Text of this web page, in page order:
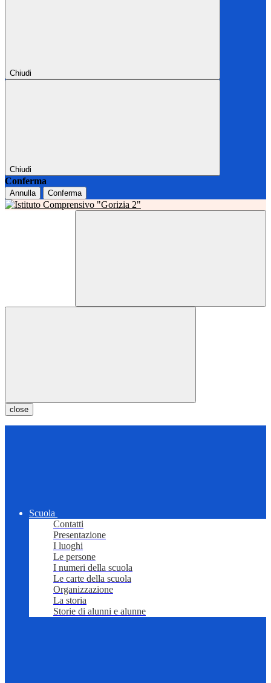
Chiudi
Chiudi
Conferma
Annulla Conferma
close
Scuola
Contatti
Presentazione
I luoghi
Le persone
I numeri della scuola
Le carte della scuola
Organizzazione
La storia
Storie di alunni e alunne